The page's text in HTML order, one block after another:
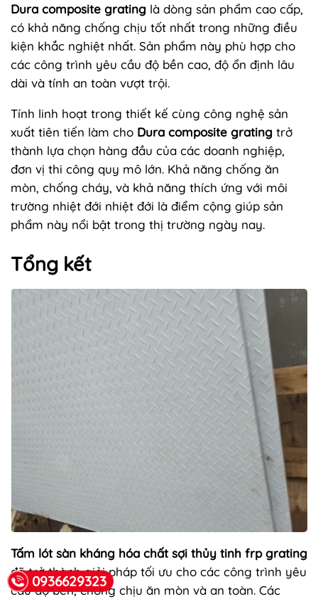
Dura composite grating là dòng sản phẩm cao cấp,
có khả năng chống chịu tốt nhất trong những điều
kiện khắc nghiệt nhất. Sản phẩm này phù hợp cho
các công trình yêu cầu độ bền cao, độ ổn định lâu
dài và tính an toàn vượt trội.
Tính linh hoạt trong thiết kế cùng công nghệ sản
xuất tiên tiến làm cho Dura composite grating trở
thành lựa chọn hàng đầu của các doanh nghiệp,
đơn vị thi công quy mô lớn. Khả năng chống ăn
mòn, chống cháy, và khả năng thích ứng với môi
trường nhiệt đới nhiệt đới là điểm cộng giúp sản
phẩm này nổi bật trong thị trường ngày nay.
Tổng kết
Tấm lót sàn kháng hóa chất sợi thủy tinh frp grating
đã trở thành giải pháp tối ưu cho các công trình yêu
cầu độ bền, chống chịu ăn mòn và an toàn. Các
0936629323